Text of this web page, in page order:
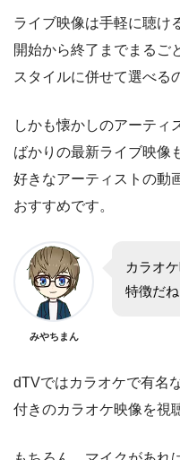
ライブ映像は手軽に聴け
開始から終了までまるご
スタイルに併せて選べる
しかも懐かしのアーティ
ばかりの最新ライブ映像
好きなアーティストの動
おすすめです。
みやちまん
カラオ
特徴だね
dTVではカラオケで有名
付きのカラオケ映像を視